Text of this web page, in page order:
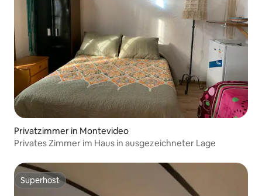
Privatzimmer in Montevideo
Privates Zimmer im Haus in ausgezeichneter Lage
Superhost
Superhost